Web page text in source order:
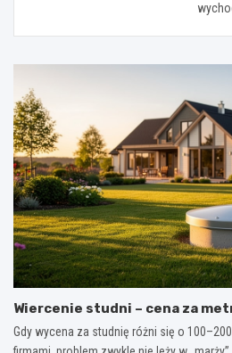
Wiercenie studni – cena za
Gdy wycena za studnię różni się o